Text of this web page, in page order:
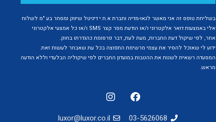
בשליחת טופס זה אני מאשר לגאו-מדיה וחברת א.ח.י דיגיטל שיווק ומסחר בע "מ לשלוח
אלי באמצעות דואר אלקטרוני ו/או הודעת מסר קצר SMS ו/או כל אמצעי אלקטרוני
אחר, לפי שיקול דעת החברות, מעת לעת, דבר פרסומת כהגדרתו בחוק.
ידוע לי שאוכל להסיר את עצמי מרשימת התפוצה בכל עת שאבחר לעשות זאת.
המסעדה רשאית לשנות את ההטבות במועדון החברים לפי שיקוליה הבלעדי וללא הודעה
מראש.
03-5626068
luxor@luxor.co.il